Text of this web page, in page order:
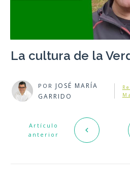
La cultura de la
POR JOSÉ MARÍA
GARRIDO
Artículo
anterior